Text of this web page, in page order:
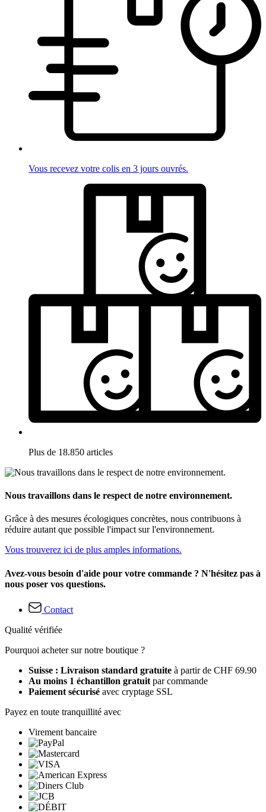
Vous recevez votre colis en 3 jours ouvrés.
Plus de 18.850 articles
Nous travaillons dans le respect de notre environnement.
Grâce à des mesures écologiques concrètes, nous contribuons à
réduire autant que possible l'impact sur l'environnement.
Vous trouverez ici de plus amples informations.
Avez-vous besoin d'aide pour votre commande ? N'hésitez pas à
nous poser vos questions.
Contact
Qualité vérifiée
Pourquoi acheter sur notre boutique ?
Suisse : Livraison standard gratuite à partir de CHF 69.90
Au moins 1 échantillon gratuit par commande
Paiement sécurisé avec cryptage SSL
Payez en toute tranquillité avec
Virement bancaire